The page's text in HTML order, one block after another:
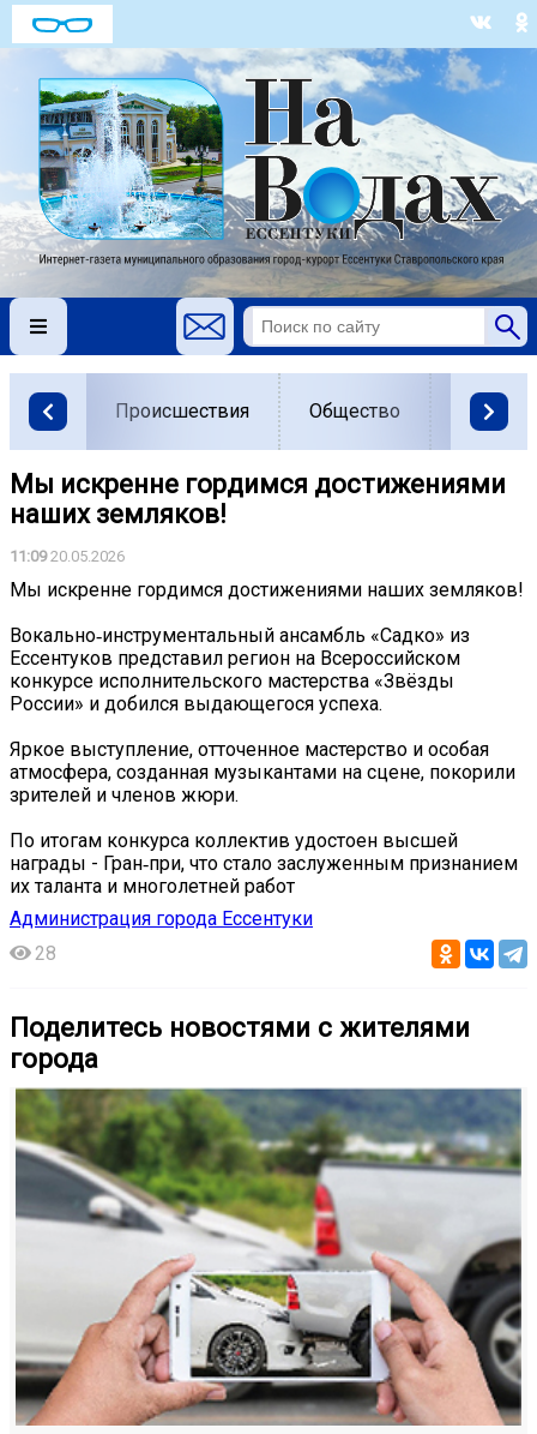
Происшествия Общество Власть
Мы искренне гордимся достижениями
наших земляков!
11:0920.05.2026
Мы искренне гордимся достижениями наших земляков!
Вокально‑инструментальный ансамбль «Садко» из
Ессентуков представил регион на Всероссийском
конкурсе исполнительского мастерства «Звёзды
России» и добился выдающегося успеха.
Яркое выступление, отточенное мастерство и особая
атмосфера, созданная музыкантами на сцене, покорили
зрителей и членов жюри.
По итогам конкурса коллектив удостоен высшей
награды - Гран‑при, что стало заслуженным признанием
их таланта и многолетней работ
Администрация города Ессентуки
28
Поделитесь новостями с жителями
города